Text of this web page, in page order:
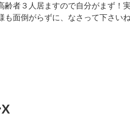
齢者３人居ますので自分がまず！
も面倒がらずに、なさって下さいね